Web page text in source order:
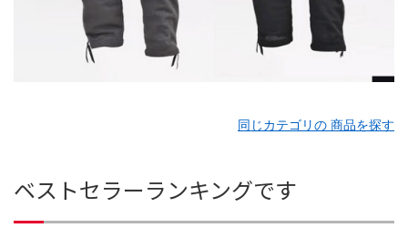
同じカテゴリの 商品を探す
ベストセラーランキングです